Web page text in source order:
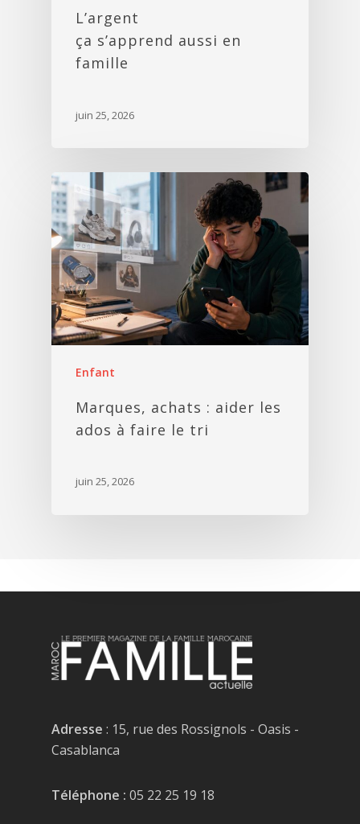
L’argent
ça s’apprend aussi en
famille
juin 25, 2026
Enfant
Marques, achats : aider les
ados à faire le tri
juin 25, 2026
Adresse : 15, rue des Rossignols - Oasis -
Casablanca
Téléphone : 05 22 25 19 18